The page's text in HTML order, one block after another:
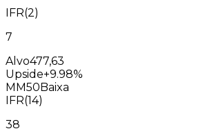
IFR(2)
7
Alvo477,63
Upside+9.98%
MM50Baixa
IFR(14)
38